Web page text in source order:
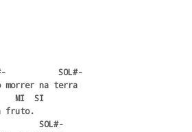
morrer na terra
fruto.